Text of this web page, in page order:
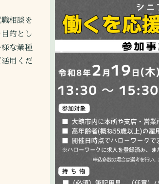
相談を
的とし
な業種
用くだ